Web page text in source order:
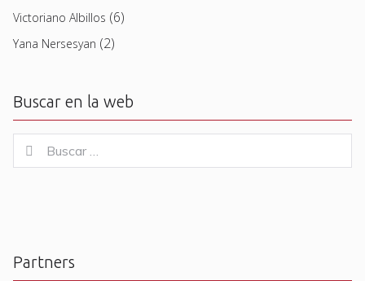
Victoriano Albillos (6)
Yana Nersesyan (2)
Buscar en la web
for:
Buscar
Partners